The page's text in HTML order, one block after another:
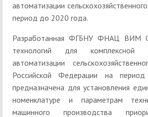
автоматизации
период до 2020 года.
Разработанная ФГБНУ ФНАЦ ВИМ
технологий для комплексной
автоматизации
Российской Федерации на
предназначена для установления
номенклатуре и параметрам
машинного производства